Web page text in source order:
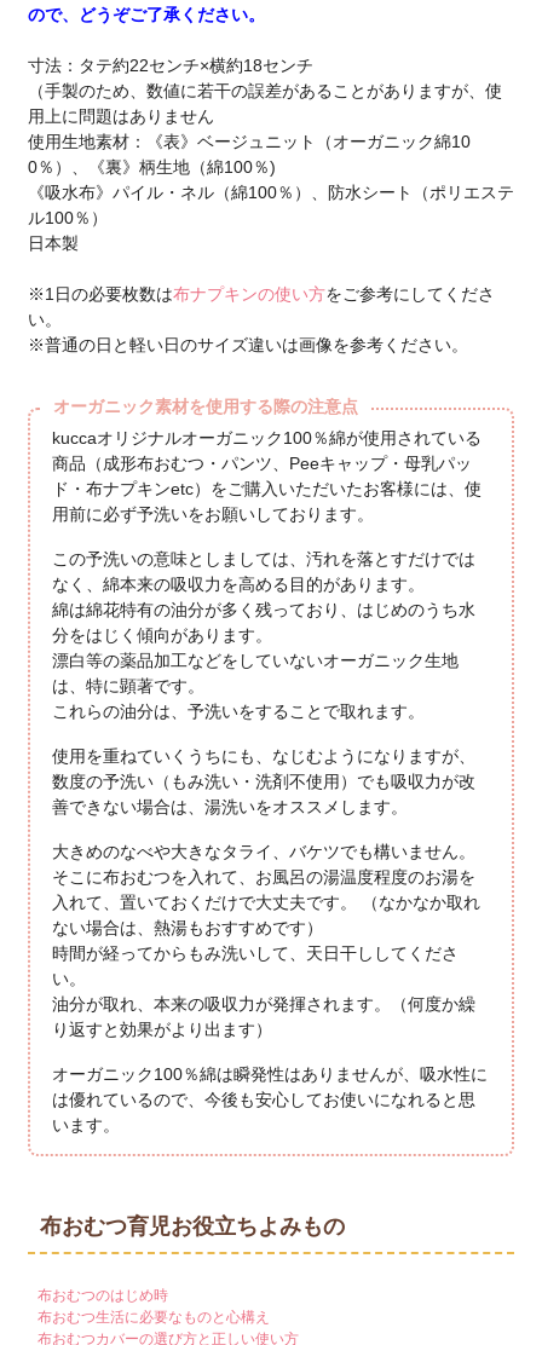
ので、どうぞご了承ください。
寸法：タテ約22センチ×横約18センチ
（手製のため、数値に若干の誤差があることがありますが、使
用上に問題はありません
使用生地素材：《表》ベージュニット（オーガニック綿10
0％）、《裏》柄生地（綿100％)
《吸水布》パイル・ネル（綿100％）、防水シート（ポリエステ
ル100％）
日本製
※1日の必要枚数は布ナプキンの使い方をご参考にしてくださ
い。
※普通の日と軽い日のサイズ違いは画像を参考ください。
オーガニック素材を使用する際の注意点
kuccaオリジナルオーガニック100％綿が使用されている
商品（成形布おむつ・パンツ、Peeキャップ・母乳パッ
ド・布ナプキンetc）をご購入いただいたお客様には、使
用前に必ず予洗いをお願いしております。
この予洗いの意味としましては、汚れを落とすだけでは
なく、綿本来の吸収力を高める目的があります。
綿は綿花特有の油分が多く残っており、はじめのうち水
分をはじく傾向があります。
漂白等の薬品加工などをしていないオーガニック生地
は、特に顕著です。
これらの油分は、予洗いをすることで取れます。
使用を重ねていくうちにも、なじむようになりますが、
数度の予洗い（もみ洗い・洗剤不使用）でも吸収力が改
善できない場合は、湯洗いをオススメします。
大きめのなべや大きなタライ、バケツでも構いません。
そこに布おむつを入れて、お風呂の湯温度程度のお湯を
入れて、置いておくだけで大丈夫です。 （なかなか取れ
ない場合は、熱湯もおすすめです）
時間が経ってからもみ洗いして、天日干ししてくださ
い。
油分が取れ、本来の吸収力が発揮されます。（何度か繰
り返すと効果がより出ます）
オーガニック100％綿は瞬発性はありませんが、吸水性に
は優れているので、今後も安心してお使いになれると思
います。
布おむつ育児お役立ちよみもの
布おむつのはじめ時
布おむつ生活に必要なものと心構え
布おむつカバーの選び方と正しい使い方